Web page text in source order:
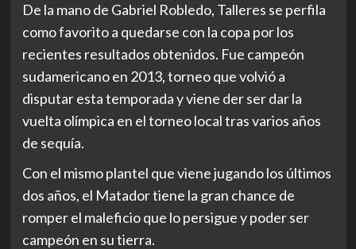
De la mano de Gabriel Robledo, Talleres se perfila
como favorito a quedarse con la copa por los
recientes resultados obtenidos. Fue campeón
sudamericano en 2013, torneo que volvió a
disputar esta temporada y viene der ser dar la
vuelta olímpica en el torneo local tras varios años
de sequía.
Con el mismo plantel que viene jugando los últimos
dos años, el Matador tiene la gran chance de
romper el maleficio que lo persigue y poder ser
campeón en su tierra.